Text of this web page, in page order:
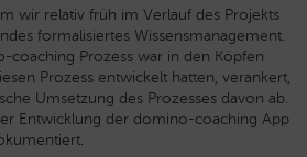
wir relativ früh im Verlauf des Projekts
formalisiertes Wissensmanagement.
coaching Prozess war in den Köpfen
Prozess entwickelt hatten, verankert,
Umsetzung des Prozesses davon ab.
Entwicklung der domino-coaching App